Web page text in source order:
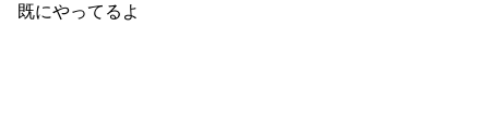
既にやってるよ